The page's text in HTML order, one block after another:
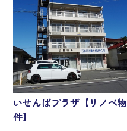
いせんばプラザ【リノベ物
件】